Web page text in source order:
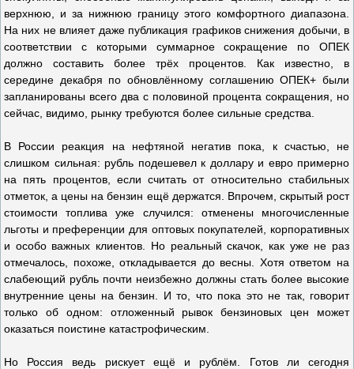
верхнюю, и за нижнюю границу этого комфортного диапазона.
На них не влияет даже публикация графиков снижения добычи, в
соответствии с которыми суммарное сокращение по ОПЕК
должно составить более трёх процентов. Как известно, в
середине декабря по обновлённому соглашению ОПЕК+ были
запланированы всего два с половиной процента сокращения, но
сейчас, видимо, рынку требуются более сильные средства.
В России реакция на нефтяной негатив пока, к счастью, не
слишком сильная: рубль подешевел к доллару и евро примерно
на пять процентов, если считать от относительно стабильных
отметок, а цены на бензин ещё держатся. Впрочем, скрытый рост
стоимости топлива уже случился: отменены многочисленные
льготы и преференции для оптовых покупателей, корпоративных
и особо важных клиентов. Но реальный скачок, как уже не раз
отмечалось, похоже, откладывается до весны. Хотя ответом на
слабеющий рубль почти неизбежно должны стать более высокие
внутренние цены на бензин. И то, что пока это не так, говорит
только об одном: отложенный рывок бензиновых цен может
оказаться поистине катастрофическим.
Но Россия ведь рискует ещё и рублём. Готов ли сегодня